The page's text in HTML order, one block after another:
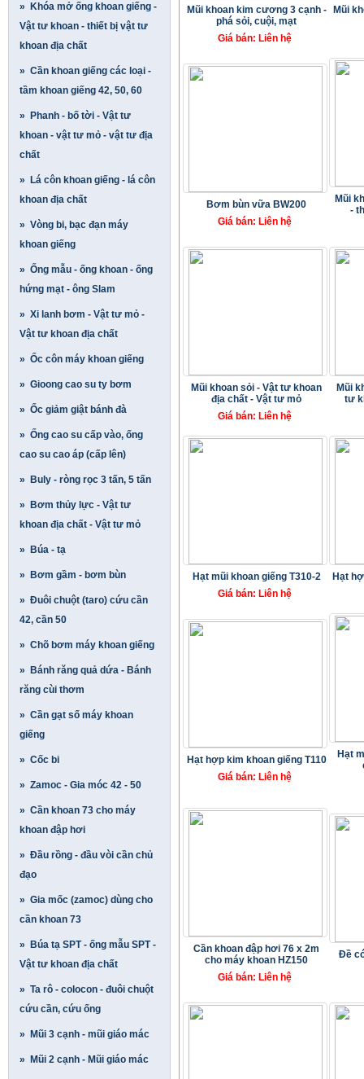
» Khóa mở ống khoan giếng -
Vật tư khoan - thiết bị vật tư
khoan địa chất
» Cần khoan giếng các loại -
tầm khoan giếng 42, 50, 60
» Phanh - bố tời - Vật tư
khoan - vật tư mỏ - vật tư địa
chất
» Lá côn khoan giếng - lá côn
khoan địa chất
» Vòng bi, bạc đạn máy
khoan giếng
» Ống mẫu - ống khoan - ống
hứng mạt - ông Slam
» Xi lanh bơm - Vật tư mỏ -
Vật tư khoan địa chất
» Ốc côn máy khoan giếng
» Gioong cao su ty bơm
» Ốc giảm giật bánh đà
» Ống cao su cấp vào, ống
cao su cao áp (cấp lên)
» Buly - ròng rọc 3 tấn, 5 tấn
» Bơm thủy lực - Vật tư
khoan địa chất - Vật tư mỏ
» Búa - tạ
» Bơm gầm - bơm bùn
» Đuôi chuột (taro) cứu cần
42, cần 50
» Chõ bơm máy khoan giếng
» Bánh răng quả dứa - Bánh
răng cùi thơm
» Cần gạt số máy khoan
giếng
» Cốc bi
» Zamoc - Gia móc 42 - 50
» Cần khoan 73 cho máy
khoan đập hơi
» Đầu rồng - đầu vòi cần chủ
đạo
» Gia mốc (zamoc) dùng cho
cần khoan 73
» Búa tạ SPT - ống mẫu SPT -
Vật tư khoan địa chất
» Ta rô - colocon - đuôi chuột
cứu cần, cứu ống
» Mũi 3 cạnh - mũi giáo mác
» Mũi 2 cạnh - Mũi giáo mác
Mũi khoan kim cương 3 cạnh -
phá sỏi, cuội, mạt
Giá bán: Liên hệ
Mũi
Bơm bùn vữa BW200
Giá bán: Liên hệ
Mũi
-
Mũi khoan sỏi - Vật tư khoan
địa chất - Vật tư mỏ
Giá bán: Liên hệ
Mũi
tư
Hạt mũi khoan giếng T310-2
Giá bán: Liên hệ
Hạt
Hạt hợp kim khoan giếng T110
Giá bán: Liên hệ
Hạt
Cần khoan đập hơi 76 x 2m
cho máy khoan HZ150
Giá bán: Liên hệ
Đề